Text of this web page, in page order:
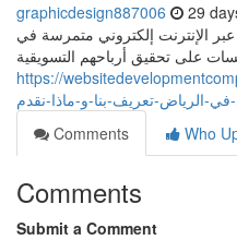
graphicdesign887006 29
الإنترنت إلكتروني متمرسة في
https://
الرياض-تعريف-بنا-و-ماذا-نقدم
Comments
Who
Comments
Submit a Comment